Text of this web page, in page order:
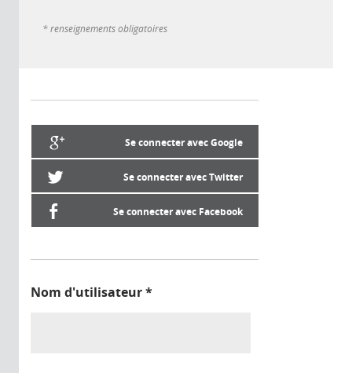
* renseignements obligatoires
Se connecter avec Google
Se connecter avec Twitter
Se connecter avec Facebook
Nom d'utilisateur*